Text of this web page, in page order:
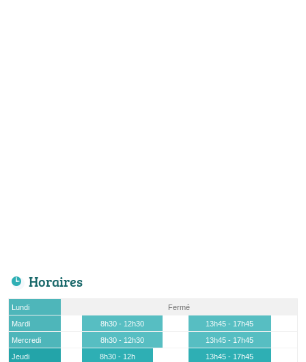
Horaires
Lundi
Fermé
Mardi
8h30 - 12h30
13h45 - 17h45
Mercredi
8h30 - 12h30
13h45 - 17h45
Jeudi
8h30 - 12h
13h45 - 17h45